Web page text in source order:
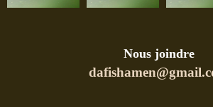
Nous joindre